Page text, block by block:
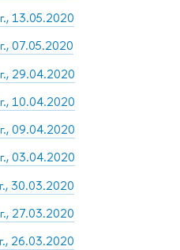
13.05.2020
07.05.2020
29.04.2020
10.04.2020
09.04.2020
03.04.2020
30.03.2020
27.03.2020
26.03.2020